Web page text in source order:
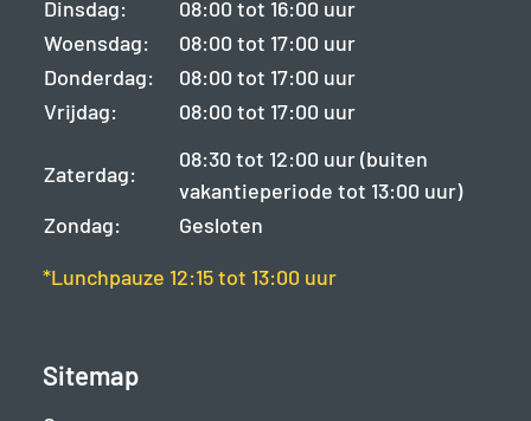
Dinsdag:
08:00 tot 16:00 uur
Woensdag:
08:00 tot 17:00 uur
Donderdag:
08:00 tot 17:00 uur
Vrijdag:
08:00 tot 17:00 uur
Zaterdag:
08:30 tot 12:00 uur (buiten
vakantieperiode tot 13:00 uur)
Zondag:
Gesloten
*Lunchpauze 12:15 tot 13:00 uur
Sitemap